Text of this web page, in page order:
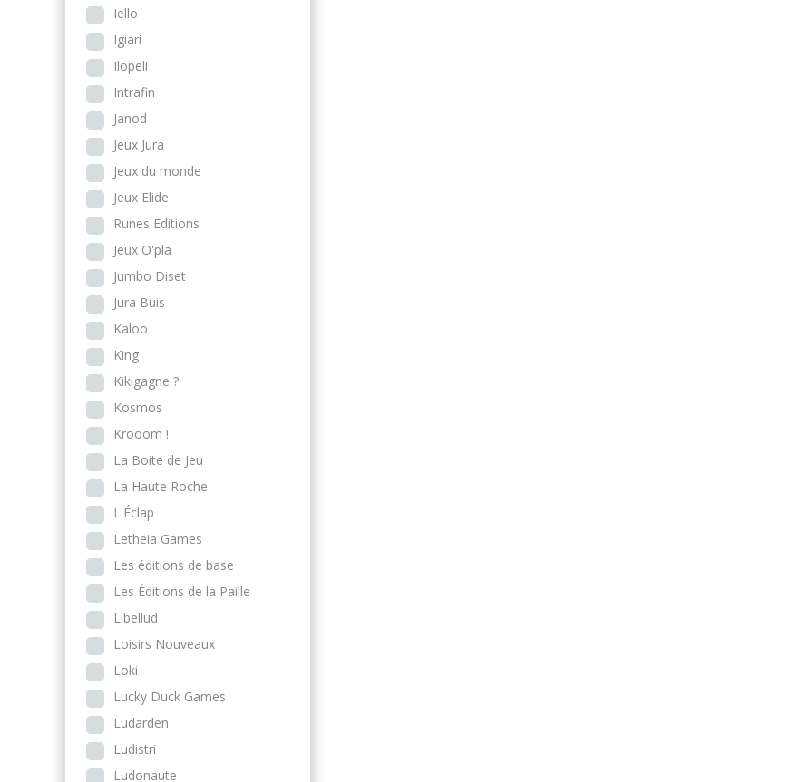
Iello
Igiari
Ilopeli
Intrafin
Janod
Jeux Jura
Jeux du monde
Jeux Elide
Runes Editions
Jeux O'pla
Jumbo Diset
Jura Buis
Kaloo
King
Kikigagne ?
Kosmos
Krooom !
La Boite de Jeu
La Haute Roche
L'Éclap
Letheia Games
Les éditions de base
Les Éditions de la Paille
Libellud
Loisirs Nouveaux
Loki
Lucky Duck Games
Ludarden
Ludistri
Ludonaute